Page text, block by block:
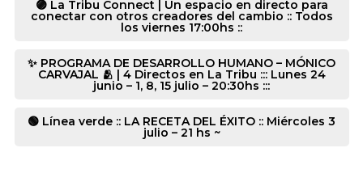
🟣 La Tribu Connect | Un espacio en directo para
conectar con otros creadores del cambio :: Todos
los viernes 17:00hs ::
✨ PROGRAMA DE DESARROLLO HUMANO – MÓNICO
CARVAJAL 🫂 | 4 Directos en La Tribu ::: Lunes 24
junio – 1, 8, 15 julio – 20:30hs :::
🟢 Línea verde :: LA RECETA DEL ÉXITO :: Miércoles 3
julio – 21 hs ~